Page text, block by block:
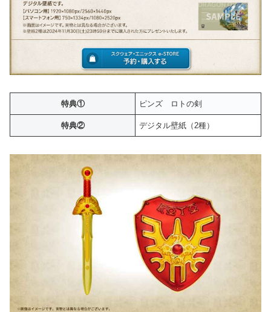
特典① ピンズ ロトの剣
特典② デジタル壁紙（2種）